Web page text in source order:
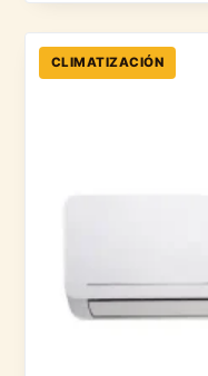
CLIMATIZACIÓN